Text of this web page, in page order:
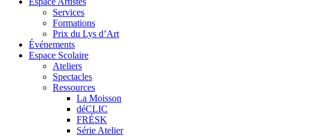
Services
Formations
Prix du Lys d’Art
Événements
Espace Scolaire
Ateliers
Spectacles
Ressources
La Moisson
déCLIC
FRÉSK
Série Atelier